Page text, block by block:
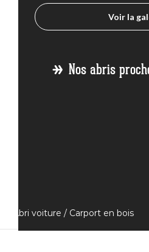
Voir la
Nos abris
Abri voiture / Carport en bois